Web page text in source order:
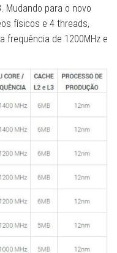
Mudando para o novo
físicos e 4 threads,
frequência de 1200MHz e